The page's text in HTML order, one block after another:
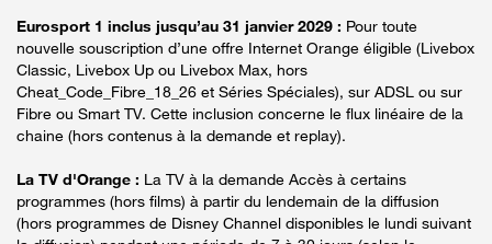
Eurosport 1 inclus jusqu’au 31 janvier 2029 : Pour toute
nouvelle souscription d’une offre Internet Orange éligible (Livebox
Classic, Livebox Up ou Livebox Max, hors
Cheat_Code_Fibre_18_26 et Séries Spéciales), sur ADSL ou sur
Fibre ou Smart TV. Cette inclusion concerne le flux linéaire de la
chaine (hors contenus à la demande et replay).
La TV d'Orange : La TV à la demande Accès à certains
programmes (hors films) à partir du lendemain de la diffusion
(hors programmes de Disney Channel disponibles le lundi suivant